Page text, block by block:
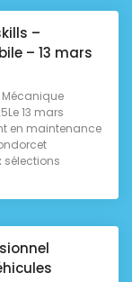
–
– 13 mars
13 mars
en maintenance
sélections